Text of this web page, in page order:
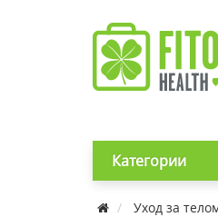
Категории
Уход за